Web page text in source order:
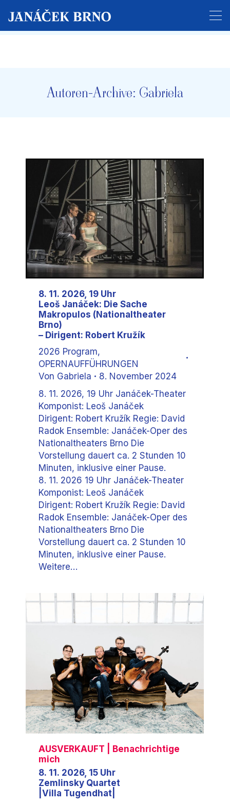
Der Ticketverkauf für das gesamte Festival hat
begonnen!
Autoren-Archive: Gabriela
8. 11. 2026, 19 Uhr
Leoš Janáček: Die Sache
Makropulos (Nationaltheater
Brno)
– Dirigent: Robert Kružík
2026 Program,
OPERNAUFFÜHRUNGEN
Von Gabriela
8. November 2024
8. 11. 2026, 19 Uhr Janáček-Theater
Komponist: Leoš Janáček
Dirigent: Robert Kružík Regie: David
Radok Ensemble: Janáček-Oper des
Nationaltheaters Brno Die
Vorstellung dauert ca. 2 Stunden 10
Minuten, inklusive einer Pause.
8. 11. 2026 19 Uhr Janáček-Theater
Komponist: Leoš Janáček
Dirigent: Robert Kružík Regie: David
Radok Ensemble: Janáček-Oper des
Nationaltheaters Brno Die
Vorstellung dauert ca. 2 Stunden 10
Minuten, inklusive einer Pause.
Weitere…
AUSVERKAUFT | Benachrichtige
mich
8. 11. 2026, 15 Uhr
Zemlinsky Quartet
|Villa Tugendhat|